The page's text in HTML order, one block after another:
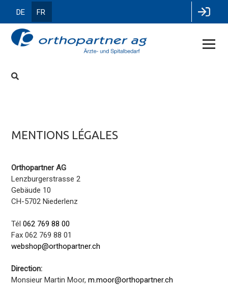
DE FR
MENTIONS LÉGALES
Orthopartner AG
Lenzburgerstrasse 2
Gebäude 10
CH-5702 Niederlenz
Tél062 769 88 00
Fax 062 769 88 01
webshop@orthopartner.ch
Direction:
Monsieur Martin Moor,m.moor@orthopartner.ch